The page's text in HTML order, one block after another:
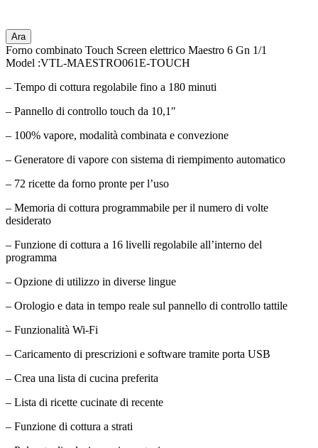
Ara
Forno combinato Touch Screen elettrico Maestro 6 Gn 1/1
Model :VTL-MAESTRO061E-TOUCH
– Tempo di cottura regolabile fino a 180 minuti
– Pannello di controllo touch da 10,1″
– 100% vapore, modalità combinata e convezione
– Generatore di vapore con sistema di riempimento automatico
– 72 ricette da forno pronte per l’uso
– Memoria di cottura programmabile per il numero di volte
desiderato
– Funzione di cottura a 16 livelli regolabile all’interno del
programma
– Opzione di utilizzo in diverse lingue
– Orologio e data in tempo reale sul pannello di controllo tattile
– Funzionalità Wi-Fi
– Caricamento di prescrizioni e software tramite porta USB
– Crea una lista di cucina preferita
– Lista di ricette cucinate di recente
– Funzione di cottura a strati